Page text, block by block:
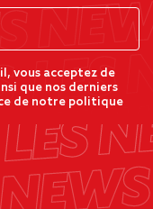
vous acceptez de
que nos derniers
de notre politique